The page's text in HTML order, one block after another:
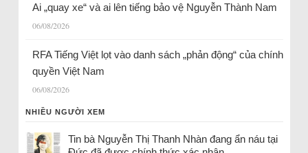
Ai „quay xe“ và ai lên tiếng bảo vệ Nguyễn Thành Nam
06/08/2026
RFA Tiếng Việt lọt vào danh sách „phản động“ của chính
quyền Việt Nam
06/08/2026
NHIỀU NGƯỜI XEM
Tin bà Nguyễn Thị Thanh Nhàn đang ẩn náu tại